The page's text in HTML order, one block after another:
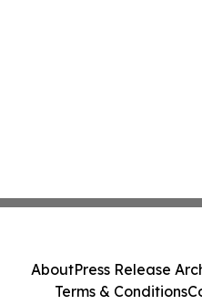
AboutPress Release
Terms & Conditions